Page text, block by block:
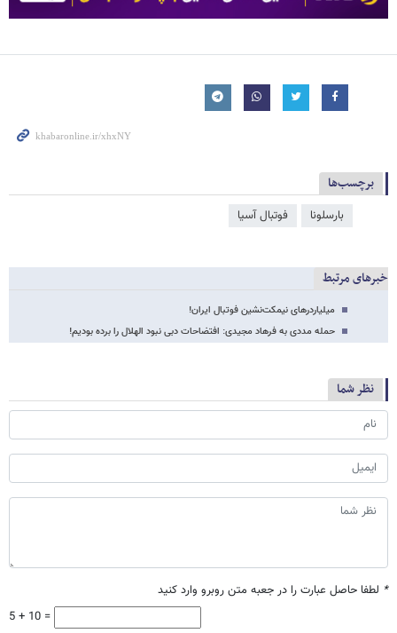
برچسب‌ها
بارسلونا فوتبال آسیا
خبرهای مرتبط
میلیاردرهای نیمکت‌نشین فوتبال ایران!
حمله مددی به فرهاد مجیدی: افتضاحات دبی نبود الهلال را برده بودیم!
نظر شما
* لطفا حاصل عبارت را در جعبه متن روبرو وارد کنید
5 + 10 =